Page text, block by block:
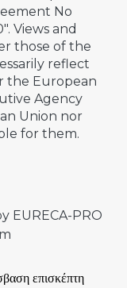
No
Views and
those of the
reflect
the European
Agency
Union nor
for them.
EURECA-PRO
επισκέπτη